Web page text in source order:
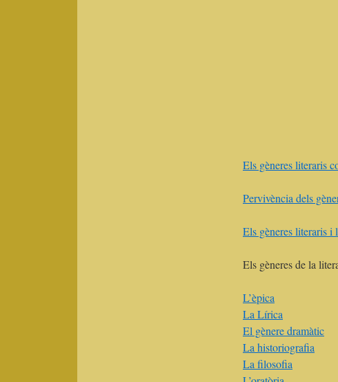
Els gèneres literaris
Pervivència dels
Els gèneres literaris i
Els gèneres de la
L’èpica
La Lírica
El gènere dramàtic
La historiografia
La filosofia